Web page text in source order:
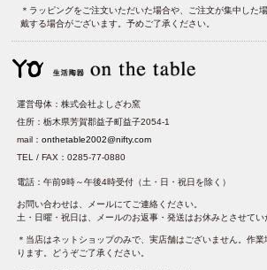
＊ラッピングをご注文いただいた場合や、ご注文が集中した
戴する場合がございます。予めご了承ください。
運営母体：株式会社よしざわ窯
住所：栃木県芳賀郡益子町益子2054-1
mail：onthetable2002@nifty.com
TEL / FAX：0285-77-0880
電話：午前9時～午後4時受付（土・日・祝日を除く）
お問い合わせは、メールにてご連絡ください。
土・日曜・祝日は、メールのお返事・発送はお休みとさせてい
＊当店はネットショップのみで、実店舗はございません。作
ります。どうぞご了承ください。